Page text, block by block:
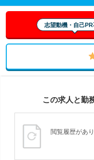
志望動機・自己
この求人と勤
閲覧履歴があ